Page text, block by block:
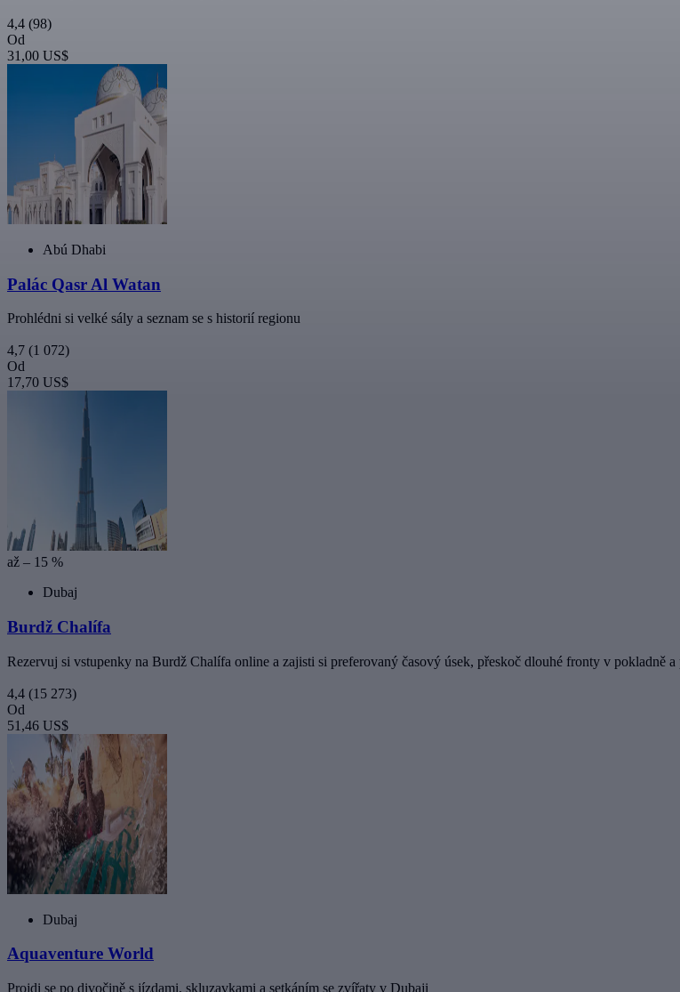
4,4 (98)
Od
31,00 US$
Abú Dhabi
Palác Qasr Al Watan
Prohlédni si velké sály a seznam se s historií regionu
4,7 (1 072)
Od
17,70 US$
až – 15 %
Dubaj
Burdž Chalífa
Rezervuj si vstupenky na Burdž Chalífa online a zajisti si preferovaný časový úsek, přeskoč dlouhé fronty v pokladně a
4,4 (15 273)
Od
51,46 US$
Dubaj
Aquaventure World
Projdi se po divočině s jízdami, skluzavkami a setkáním se zvířaty v Dubaji